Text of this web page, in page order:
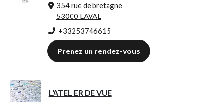
354 rue de bretagne
53000 LAVAL
+33253746615
Prenez un rendez-vous
L'ATELIER DE VUE